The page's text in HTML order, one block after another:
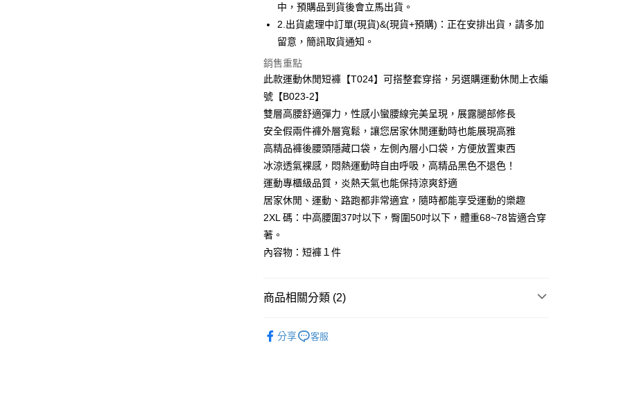
【「AFTEE先享後付」結帳流程】
１．於結帳方式選擇「AFTEE先享後付」後，將跳轉至「AFTEE先享後
付」結帳頁面，進行簡訊認證並確認金額後，即可完成結帳。
３．收到繳費通知簡訊後14天內，點擊此簡訊中的連結，可透過四大超商
／ATM／網路銀行／等多元方式進行付款，方視為交易完成。
絡購買商品的店家。未經商家同意取消之訂單仍視為有效，需透過AFTEE
先享後付繳納相關費用。
※ 交易是否成功請以「AFTEE先享後付 」之結帳頁面顯示為準，若有關於
是否繳費成功／繳費後需取消欲退款等相關疑問，請聯繫「AFTEE先享後
付客戶支援中心」https://netprotections.freshdesk.com/support/home
【注意事項】
１．透過由恩沛科技股份有限公司提供之「AFTEE先享後付」服務完成之
交易，需依本服務之必要範圍內提供個人資料，並將交易相關給付款項請
求債權轉讓予恩沛科技股份有限公司。
https://aftee.tw/terms/#terms3
３．未成年的使用者請事先徵得法定代理人或監護人之同意方可使用
即時審查核予不同之上限額度；若仍有額度不足之情形，本公司將視審查
形，恩沛科技股份有限公司將有權停止該用戶之使用額度並採取法律行
全家取貨付款
每筆NT$99,999
每筆NT$99,999
7-11取貨付款
每筆NT$99,999
每筆NT$99,999
宅配
每筆NT$99,999
國際空運 lnternational air parcel
中，預購品到貨後會立馬出貨。
2.出貨處理中訂單(現貨)&(現貨+預購)：正在安排出貨，請多加
留意，簡訊取貨通知。
銷售重點
此款運動休閒短褲【T024】可搭整套穿搭，另選購運動休閒上衣編
號【B023-2】
雙層高腰舒適彈力，性感小蠻腰線完美呈現，展露腿部修長
安全假兩件褲外層寬鬆，讓您居家休閒運動時也能展現高雅
高精品褲後腰頭隱藏口袋，左側內層小口袋，方便放置東西
冰涼透氣裸感，悶熱運動時自由呼吸，高精品黑色不退色！
運動專櫃級品質，炎熱天氣也能保持涼爽舒適
居家休閒、運動、路跑都非常適宜，隨時都能享受運動的樂趣
2XL 碼：中高腰圍37吋以下，臀圍50吋以下，體重68~78皆適合穿
著。
內容物：短褲１件
商品相關分類 (2)
分享 客服